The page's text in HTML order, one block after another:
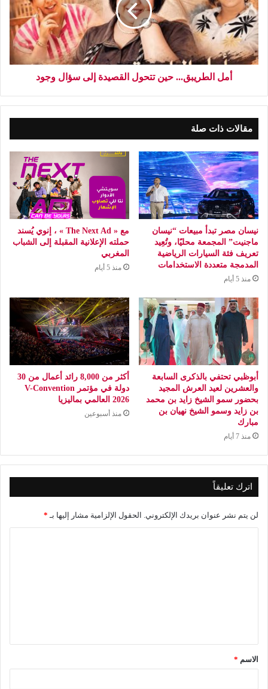
أمل الطريبق... حين تتحول القصيدة إلى سؤال وجود
مقالات ذات صلة
نيسان مصر تبدأ مبيعات “نيسان
ماجنيت” المجمعة محليًا، وتُعِيد
تعريف فئة السيارات الرياضية
المدمجة متعددة الاستخدامات
منذ 5 أيام
مع « The Next Ad » ، إنوي يُسند
حملته الإعلانية المقبلة إلى الشباب
المغربي
منذ 5 أيام
أبوظبي تحتفي بالذكرى السابعة
والعشرين لعيد العرش المجيد
بحضور سمو الشيخ زايد بن محمد
بن زايد وسمو الشيخ نهيان بن
مبارك
منذ 7 أيام
أكثر من 8,000 رائد أعمال من 30
دولة في مؤتمر V-Convention
2026 العالمي بماليزيا
منذ أسبوعين
اترك تعليقاً
لن يتم نشر عنوان بريدك الإلكتروني. الحقول الإلزامية مشار إليها بـ *
ق
*الاسم *